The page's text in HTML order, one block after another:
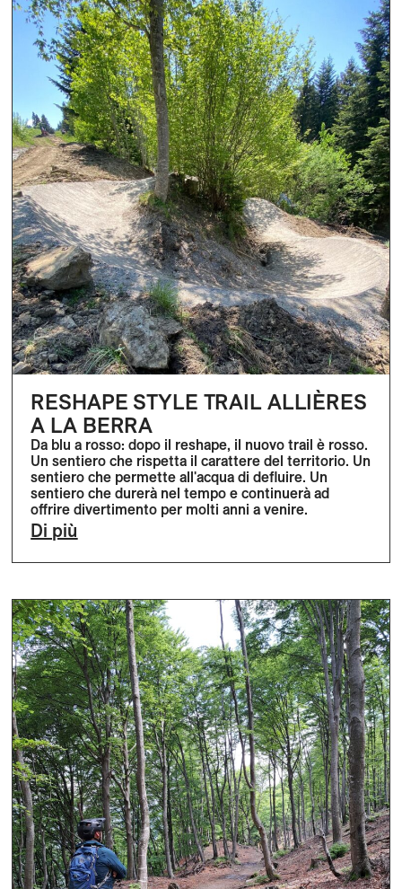
RESHAPE STYLE TRAIL ALLIÈRES
A LA BERRA
Da blu a rosso: dopo il reshape, il nuovo trail è rosso.
Un sentiero che rispetta il carattere del territorio. Un
sentiero che permette all'acqua di defluire. Un
sentiero che durerà nel tempo e continuerà ad
offrire divertimento per molti anni a venire.
Di più